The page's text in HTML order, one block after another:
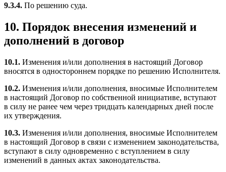
9.3.4. По решению суда.
10. Порядок внесения изменений и
дополнений в договор
10.1. Изменения и/или дополнения в настоящий Договор
вносятся в одностороннем порядке по решению Исполнителя.
10.2. Изменения и/или дополнения, вносимые Исполнителем
в настоящий Договор по собственной инициативе, вступают
в силу не ранее чем через тридцать календарных дней после
их утверждения.
10.3. Изменения и/или дополнения, вносимые Исполнителем
в настоящий Договор в связи с изменением законодательства,
вступают в силу одновременно с вступлением в силу
изменений в данных актах законодательства.